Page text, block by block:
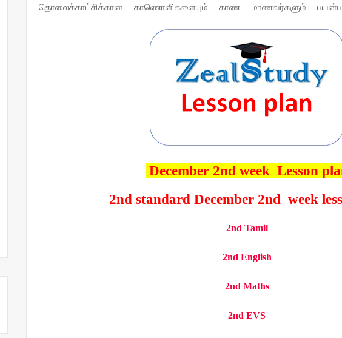
தொலைக்காட்சிக்கான காணொளிகளையும் காண மாணவர்களும்
December 2nd week Lesson
2nd standard December 2nd week
2nd Tamil
2nd English
2nd Maths
2nd EVS